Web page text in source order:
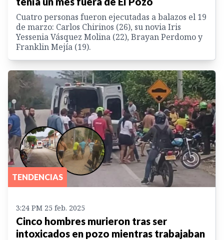
Cuatro personas fueron ejecutadas a balazos el 19
de marzo: Carlos Chirinos (26), su novia Iris
Yessenia Vásquez Molina (22), Brayan Perdomo y
Franklin Mejía (19).
TENDENCIAS
3:24 PM 25 feb. 2025
Cinco hombres murieron tras ser
intoxicados en pozo mientras trabajaban